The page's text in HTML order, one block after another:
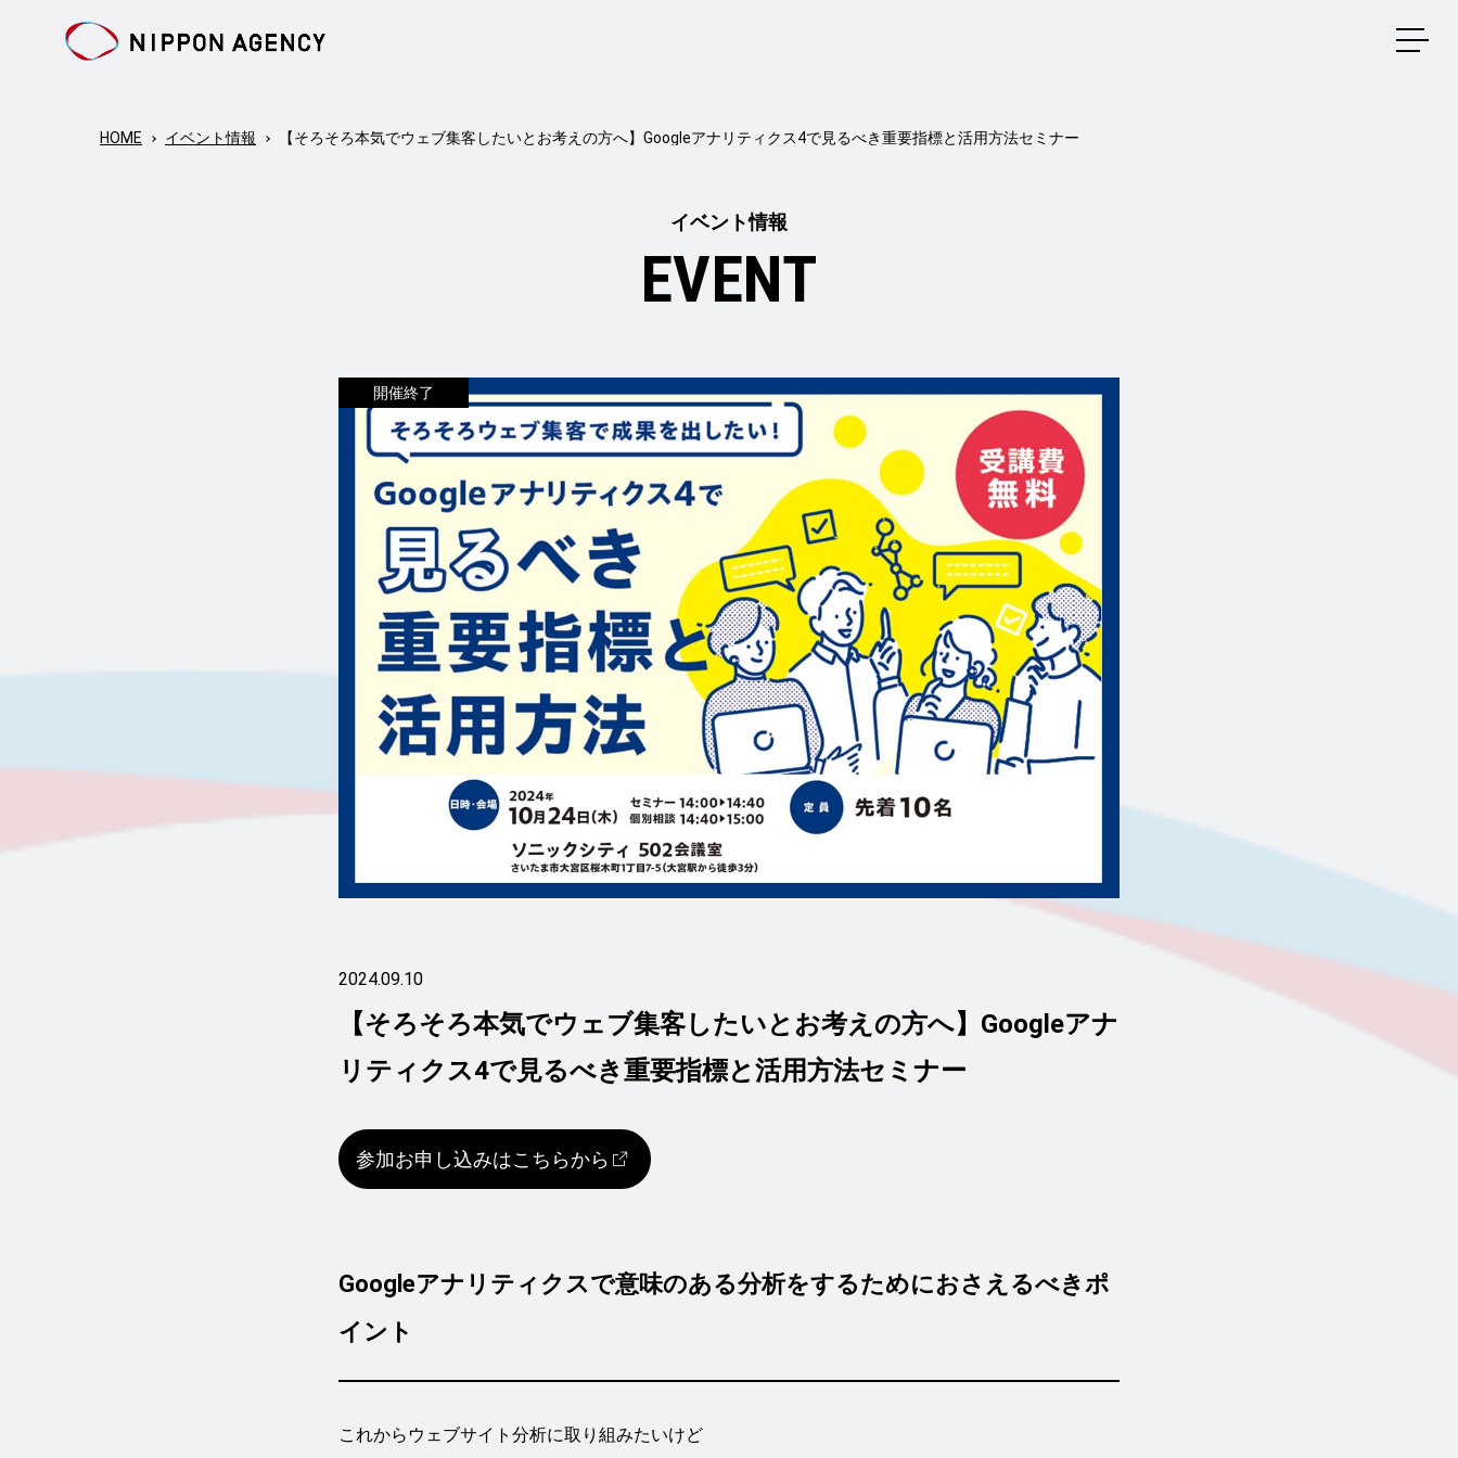
メニ
HOME イベント情報 【そろそろ本気でウェブ集客したいとお考えの方へ】Googleアナリティクス4で見るべき重要指標と活用方法セミナー
イベント情報
EVENT
開催終了
2024.09.10
【そろそろ本気でウェブ集客したいとお考えの方へ】Googleアナ
リティクス4で見るべき重要指標と活用方法セミナー
参加お申し込みはこちらから
Googleアナリティクスで意味のある分析をするためにおさえるべきポ
イント
これからウェブサイト分析に取り組みたいけど